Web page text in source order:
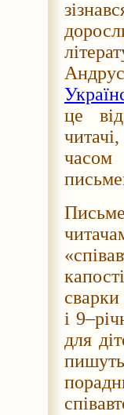
це
часом
і
для